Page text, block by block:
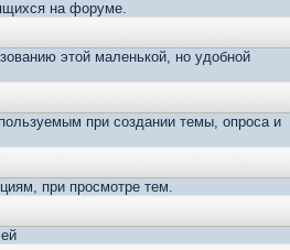
на форуме.
этой маленькой, но удобной
при создании темы, опроса и
при просмотре тем.